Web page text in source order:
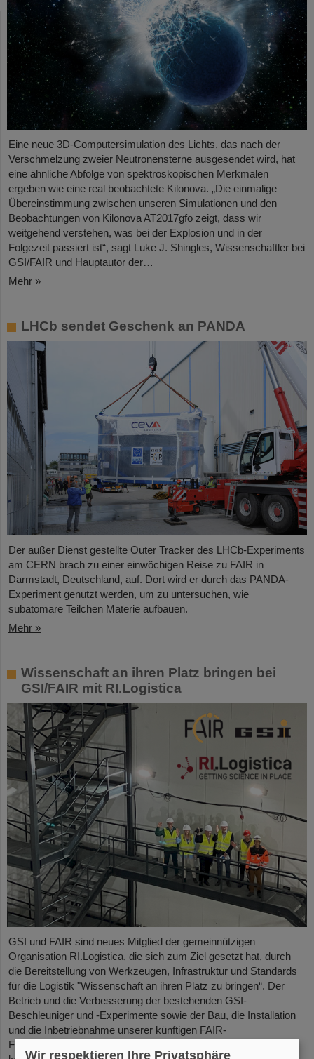
Eine neue 3D-Computersimulation des Lichts, das nach der
Verschmelzung zweier Neutronensterne ausgesendet wird, hat
eine ähnliche Abfolge von spektroskopischen Merkmalen
ergeben wie eine real beobachtete Kilonova. „Die einmalige
Übereinstimmung zwischen unseren Simulationen und den
Beobachtungen von Kilonova AT2017gfo zeigt, dass wir
weitgehend verstehen, was bei der Explosion und in der
Folgezeit passiert ist“, sagt Luke J. Shingles, Wissenschaftler bei
GSI/FAIR und Hauptautor der…
Mehr »
LHCb sendet Geschenk an PANDA
Der außer Dienst gestellte Outer Tracker des LHCb-Experiments
am CERN brach zu einer einwöchigen Reise zu FAIR in
Darmstadt, Deutschland, auf. Dort wird er durch das PANDA-
Experiment genutzt werden, um zu untersuchen, wie
subatomare Teilchen Materie aufbauen.
Mehr »
Wissenschaft an ihren Platz bringen bei
GSI/FAIR mit RI.Logistica
GSI und FAIR sind neues Mitglied der gemeinnützigen
Organisation RI.Logistica, die sich zum Ziel gesetzt hat, durch
die Bereitstellung von Werkzeugen, Infrastruktur und Standards
für die Logistik "Wissenschaft an ihren Platz zu bringen“. Der
Betrieb und die Verbesserung der bestehenden GSI-
Beschleuniger und -Experimente sowie der Bau, die Installation
und die Inbetriebnahme unserer künftigen FAIR-
Forschungseinrichtungen stellen GSI/FAIR vor enorme
Wir respektieren Ihre Privatsphäre